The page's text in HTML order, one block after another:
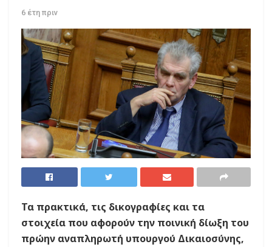
6 έτη πριν
Τα πρακτικά, τις δικογραφίες και τα
στοιχεία που αφορούν την ποινική δίωξη του
πρώην αναπληρωτή υπουργού Δικαιοσύνης,